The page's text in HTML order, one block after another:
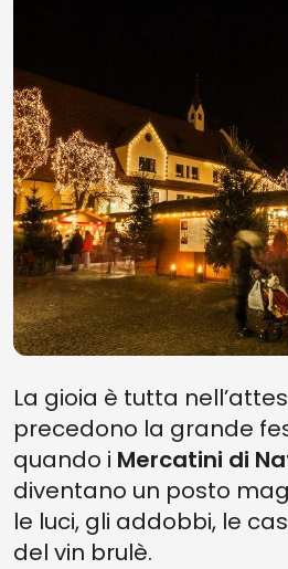
La gioia è tutta
precedono la grande
quando i Mercatini di
diventano un posto
le luci, gli addobbi, le
del vin brulè.